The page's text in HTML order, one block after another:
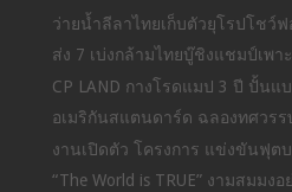
ว่ายน้ำลีลาไทยเก็บตัวยุโรปโชว์
ส่ง 7 เบ่งกล้ามไทยบู๊ชิงแชมป์เพา
CP LAND กางโรดแมป 3 ปี ปั้นแบ
อเมริกันสแตนดาร์ด ฉลองทศวรร
งานเปิดตัว โครงการ แข่งขันฟุตบ
“The World is TRUE” งามสมมง